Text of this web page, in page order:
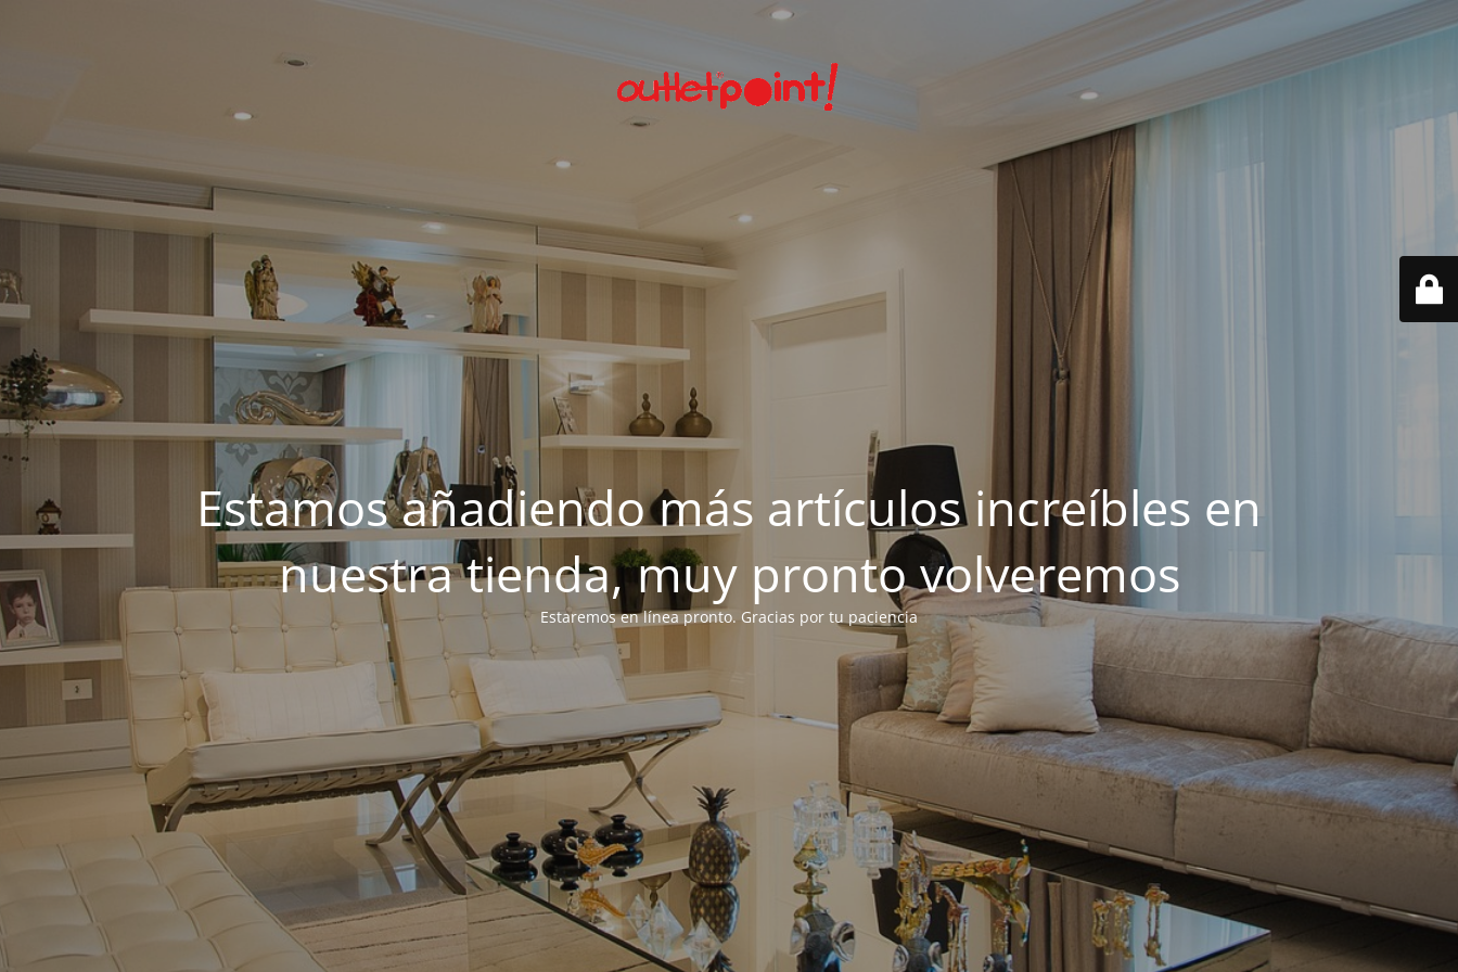
Estamos añadiendo más artículos increíbles en
nuestra tienda, muy pronto volveremos
Estaremos en línea pronto. Gracias por tu paciencia